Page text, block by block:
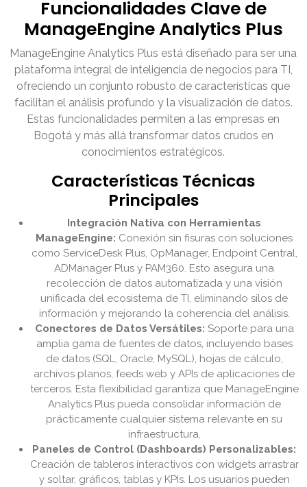
Funcionalidades Clave de
ManageEngine Analytics Plus
ManageEngine Analytics Plus está diseñado para ser una
plataforma integral de inteligencia de negocios para TI,
ofreciendo un conjunto robusto de características que
facilitan el análisis profundo y la visualización de datos.
Estas funcionalidades permiten a las empresas en
Bogotá y más allá transformar datos crudos en
conocimientos estratégicos.
Características Técnicas
Principales
Integración Nativa con Herramientas
ManageEngine: Conexión sin fisuras con soluciones
como ServiceDesk Plus, OpManager, Endpoint Central,
ADManager Plus y PAM360. Esto asegura una
recolección de datos automatizada y una visión
unificada del ecosistema de TI, eliminando silos de
información y mejorando la coherencia del análisis.
Conectores de Datos Versátiles: Soporte para una
amplia gama de fuentes de datos, incluyendo bases
de datos (SQL, Oracle, MySQL), hojas de cálculo,
archivos planos, feeds web y APIs de aplicaciones de
terceros. Esta flexibilidad garantiza que ManageEngine
Analytics Plus pueda consolidar información de
prácticamente cualquier sistema relevante en su
infraestructura.
Paneles de Control (Dashboards) Personalizables:
Creación de tableros interactivos con widgets arrastrar
y soltar, gráficos, tablas y KPIs. Los usuarios pueden